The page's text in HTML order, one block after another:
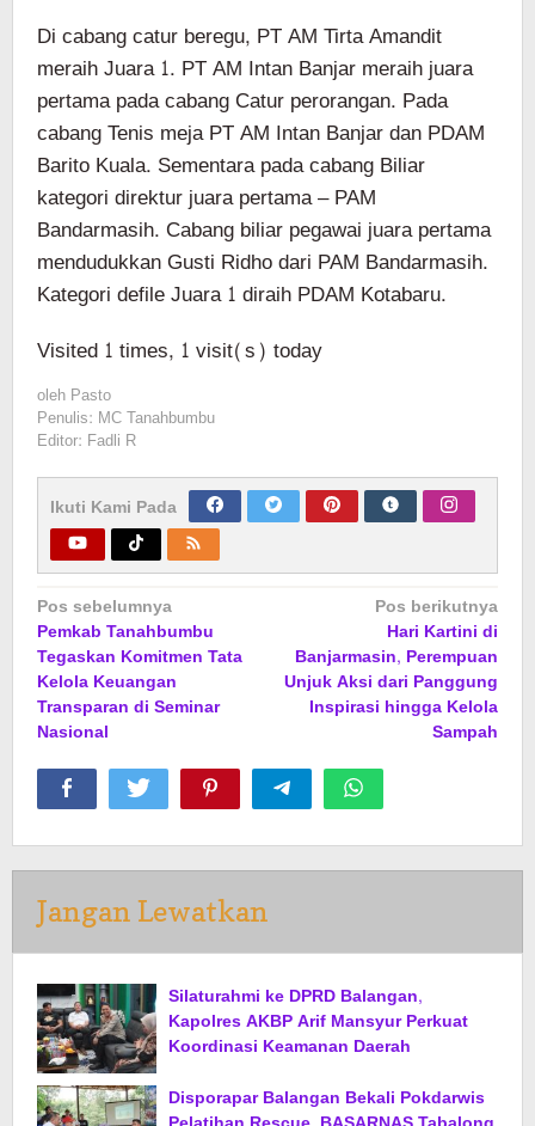
Di cabang catur beregu, PT AM Tirta Amandit
meraih Juara 1. PT AM Intan Banjar meraih juara
pertama pada cabang Catur perorangan. Pada
cabang Tenis meja PT AM Intan Banjar dan PDAM
Barito Kuala. Sementara pada cabang Biliar
kategori direktur juara pertama – PAM
Bandarmasih. Cabang biliar pegawai juara pertama
mendudukkan Gusti Ridho dari PAM Bandarmasih.
Kategori defile Juara 1 diraih PDAM Kotabaru.
Visited 1 times, 1 visit(s) today
oleh Pasto
Penulis: MC Tanahbumbu
Editor: Fadli R
Ikuti Kami Pada
Navigasi
pos
Pos sebelumnya
Pemkab Tanahbumbu
Tegaskan Komitmen Tata
Kelola Keuangan
Transparan di Seminar
Nasional
Pos berikutnya
Hari Kartini di
Banjarmasin, Perempuan
Unjuk Aksi dari Panggung
Inspirasi hingga Kelola
Sampah
Jangan Lewatkan
Silaturahmi ke DPRD Balangan,
Kapolres AKBP Arif Mansyur Perkuat
Koordinasi Keamanan Daerah
Disporapar Balangan Bekali Pokdarwis